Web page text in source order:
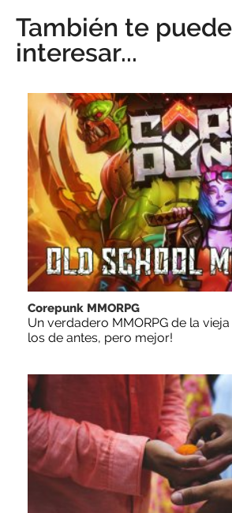
También te puede
interesar...
Corepunk MMORPG
Un verdadero MMORPG de la
los de antes, pero mejor!